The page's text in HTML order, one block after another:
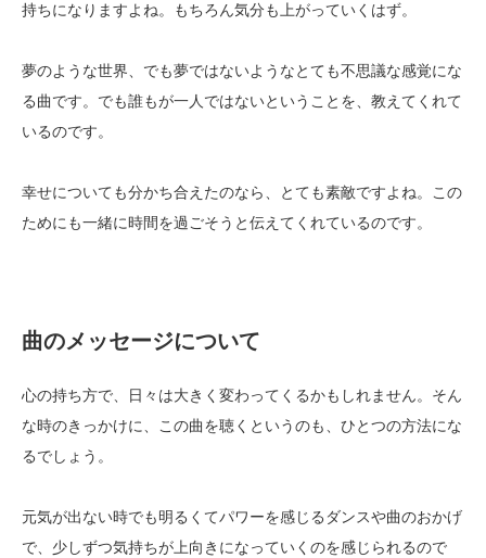
持ちになりますよね。もちろん気分も上がっていくはず。
夢のような世界、でも夢ではないようなとても不思議な感覚にな
る曲です。でも誰もが一人ではないということを、教えてくれて
いるのです。
幸せについても分かち合えたのなら、とても素敵ですよね。この
ためにも一緒に時間を過ごそうと伝えてくれているのです。
曲のメッセージについて
心の持ち方で、日々は大きく変わってくるかもしれません。そん
な時のきっかけに、この曲を聴くというのも、ひとつの方法にな
るでしょう。
元気が出ない時でも明るくてパワーを感じるダンスや曲のおかげ
で、少しずつ気持ちが上向きになっていくのを感じられるので